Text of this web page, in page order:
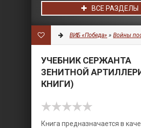
ВСЕ РАЗДЕЛЫ
ВИБ «Победа» » Войны
УЧЕБНИК СЕРЖАНТА
ЗЕНИТНОЙ
КНИГИ)
Книга предназначается в